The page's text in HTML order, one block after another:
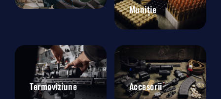
Muniție
Termoviziune Accesorii